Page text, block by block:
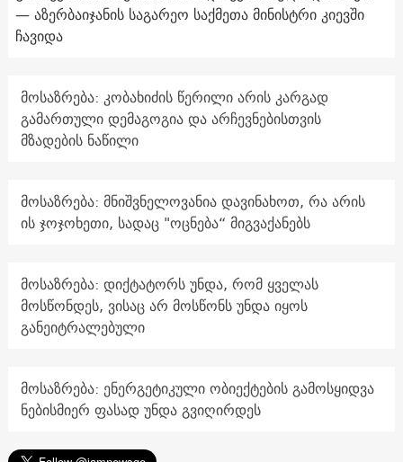
— აზერბაიჯანის საგარეო საქმეთა მინისტრი კიევში
ჩავიდა
მოსაზრება: კობახიძის წერილი არის კარგად
გამართული დემაგოგია და არჩევნებისთვის
მზადების ნაწილი
მოსაზრება: მნიშვნელოვანია დავინახოთ, რა არის
ის ჯოჯოხეთი, სადაც "ოცნება“ მიგვაქანებს
მოსაზრება: დიქტატორს უნდა, რომ ყველას
მოსწონდეს, ვისაც არ მოსწონს უნდა იყოს
განეიტრალებული
მოსაზრება: ენერგეტიკული ობიექტების გამოსყიდვა
ნებისმიერ ფასად უნდა გვიღირდეს